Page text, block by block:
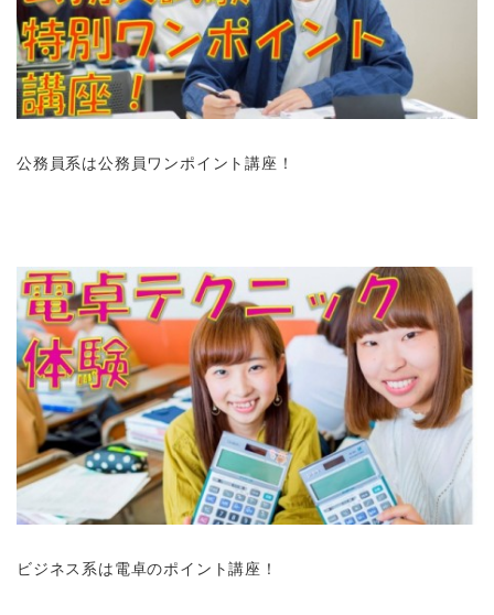
公務員系は公務員ワンポイント講座！
ビジネス系は電卓のポイント講座！